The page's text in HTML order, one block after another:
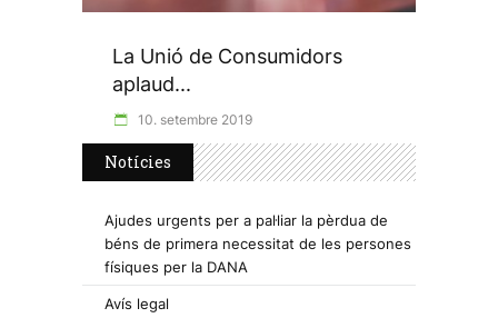
La Unió de Consumidors
aplaud...
10. setembre 2019
Notícies
Ajudes urgents per a pal·liar la pèrdua de
béns de primera necessitat de les persones
físiques per la DANA
Avís legal